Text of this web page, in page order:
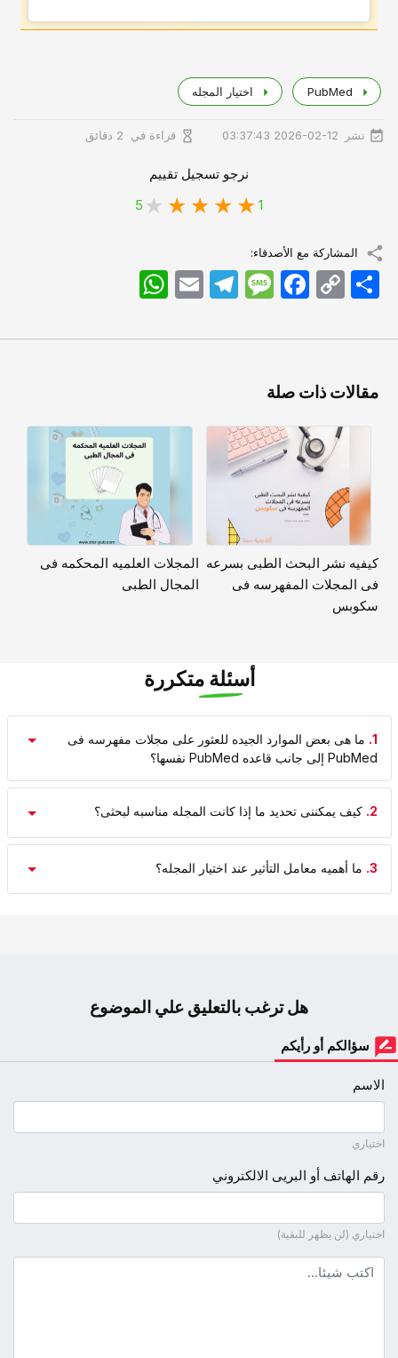
اختیار المجله
نشر 2026-02-12 03:37:43 قراءة في 2 دقائق
نرجو تسجيل تقييم
1
5
المشاركة مع الأصدقاء:
WhatsApp Email
TelegramMessageFacebook Copy
Link
اشتراک
مقالات ذات صلة
کیفیه نشر البحث الطبی بسرعه
فی المجلات المفهرسه فی
سکوبس
المجلات العلمیه المحکمه فی
المجال الطبی
أسئلة متكررة
1. ما هی بعض الموارد الجیده للعثور على مجلات مفهرسه فی
PubMed إلى جانب قاعده PubMed نفسها؟
2. کیف یمکننی تحدید ما إذا کانت المجله مناسبه لبحثی؟
3. ما أهمیه معامل التأثیر عند اختیار المجله؟
هل ترغب بالتعليق علي الموضوع
سؤالكم أو رأيكم
الاسم
اختياري
رقم الهاتف أو البريى الالكتروني
اختياري (لن يظهر للبقية)
نص التعليق